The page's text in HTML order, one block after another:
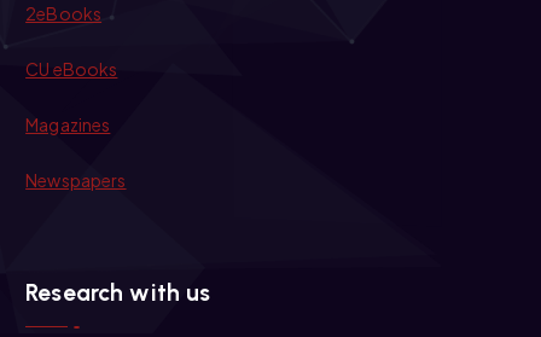
2eBooks
CU eBooks
Magazines
Newspapers
Research with us